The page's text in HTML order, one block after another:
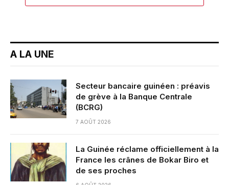
A LA UNE
Secteur bancaire guinéen : préavis
de grève à la Banque Centrale
(BCRG)
7 AOÛT 2026
La Guinée réclame officiellement à la
France les crânes de Bokar Biro et
de ses proches